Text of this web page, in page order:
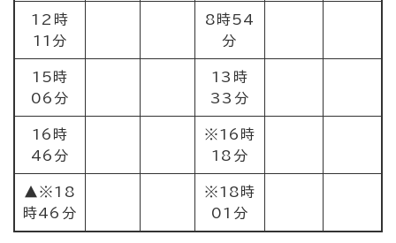
12時
11分
8時54
分
15時
06分
13時
33分
16時
46分
※16時
18分
▲※18
時46分
※18時
01分